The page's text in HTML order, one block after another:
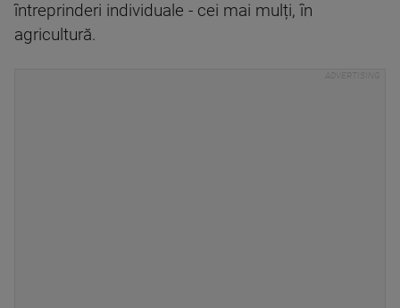
întreprinderi individuale - cei mai mulți, în
agricultură.